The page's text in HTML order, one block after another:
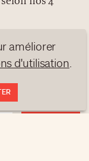
améliorer
d'utilisation